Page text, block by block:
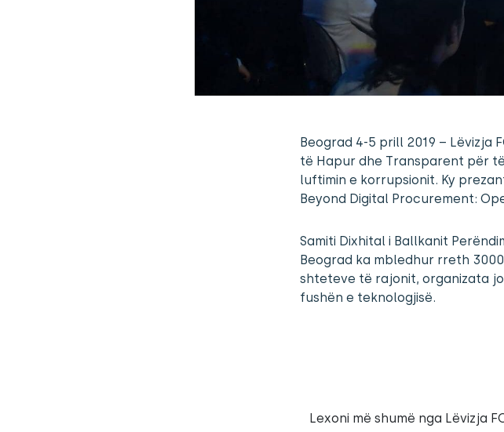
Beograd 4-5 prill 2019 – Lëvizja
të Hapur dhe Transparent për
luftimin e korrupsionit. Ky
Beyond Digital Procurement:
Samiti Dixhital i Ballkanit
Beograd ka mbledhur rreth
shteteve të rajonit, organizata
fushën e teknologjisë.
Lexoni më shumë nga Lëvizja